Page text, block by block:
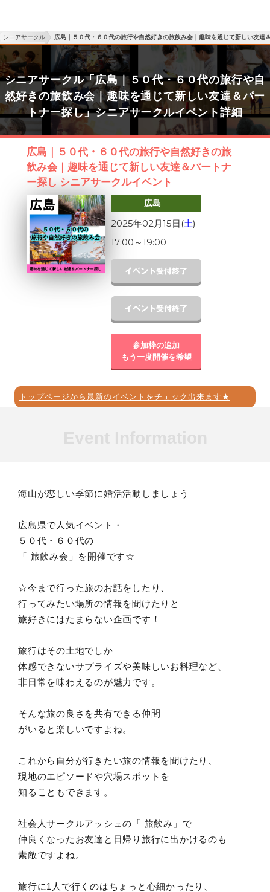
シニアサークル 広島｜５０代・６０代の旅行や自然好きの旅飲み会｜趣味を通じて新しい友達
シニアサークル「広島｜５０代・６０代の旅行や自
然好きの旅飲み会｜趣味を通じて新しい友達＆パー
トナー探し」シニアサークルイベント詳細
広島｜５０代・６０代の旅行や自然好きの旅
飲み会｜趣味を通じて新しい友達＆パートナ
ー探し シニアサークルイベント
広島
2025年02月15日(土)
17:00 ～19:00
参加枠の追加
もう一度開催を希望
トップページから最新のイベントをチェック出来ます★
海山が恋しい季節に婚活活動しましょう
広島県で人気イベント・
５０代・６０代の
「 旅飲み会」を開催です☆
☆今まで行った旅のお話をしたり、
行ってみたい場所の情報を聞けたりと
旅好きにはたまらない企画です！
旅行はその土地でしか
体感できないサプライズや美味しいお料理など、
非日常を味わえるのが魅力です。
そんな旅の良さを共有できる仲間
がいると楽しいですよね。
これから自分が行きたい旅の情報を聞けたり、
現地のエピソードや穴場スポットを
知ることもできます。
社会人サークルアッシュの「 旅飲み」で
仲良くなったお友達と日帰り旅行に出かけるのも
素敵ですよね。
旅行に1人で行くのはちょっと心細かったり、